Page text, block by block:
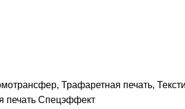
Трафаретная печать,
печать Спецэффект